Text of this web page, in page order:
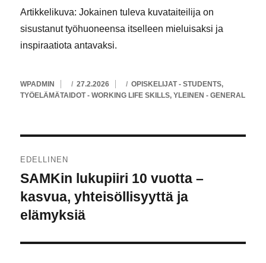
Artikkelikuva: Jokainen tuleva kuvataiteilija on
sisustanut työhuoneensa itselleen mieluisaksi ja
inspiraatiota antavaksi.
KIRJOITTAJA
WPADMIN JULKAISTU
27.2.2026 KATEGORIAT
OPISKELIJAT - STUDENTS,
TYÖELÄMÄTAIDOT - WORKING LIFE SKILLS,YLEINEN - GENERAL
selaus
EDELLINEN
Edellinen
artikkeli:
SAMKin lukupiiri 10 vuotta –
kasvua, yhteisöllisyyttä ja
elämyksiä